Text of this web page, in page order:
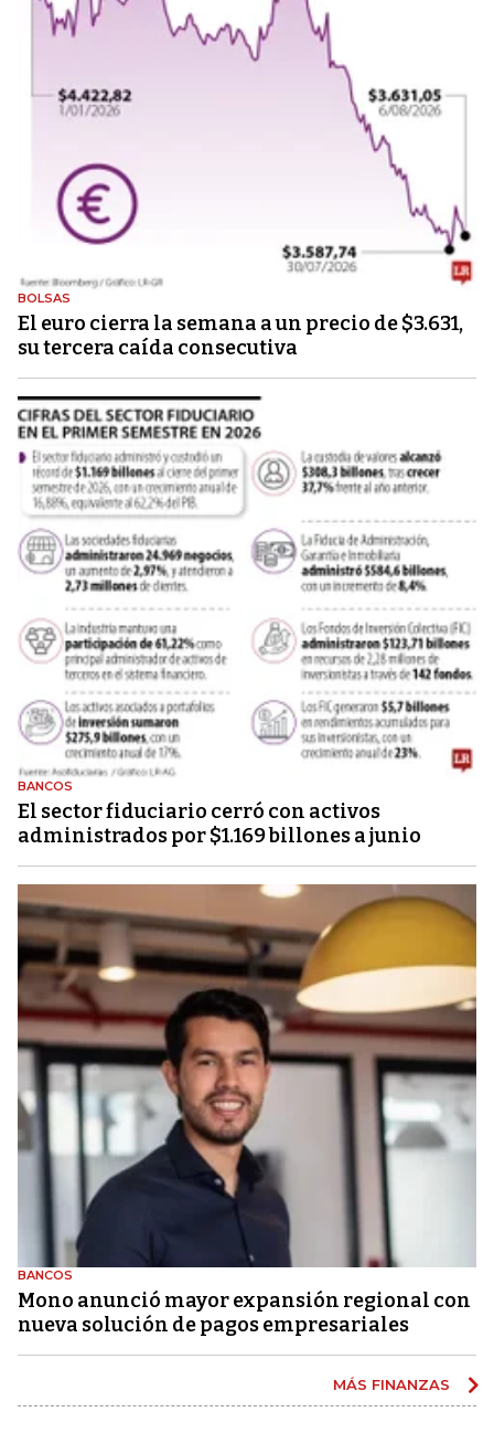
BOLSAS
El euro cierra la semana a un precio de $3.631,
su tercera caída consecutiva
BANCOS
El sector fiduciario cerró con activos
administrados por $1.169 billones a junio
BANCOS
Mono anunció mayor expansión regional con
nueva solución de pagos empresariales
MÁS FINANZAS